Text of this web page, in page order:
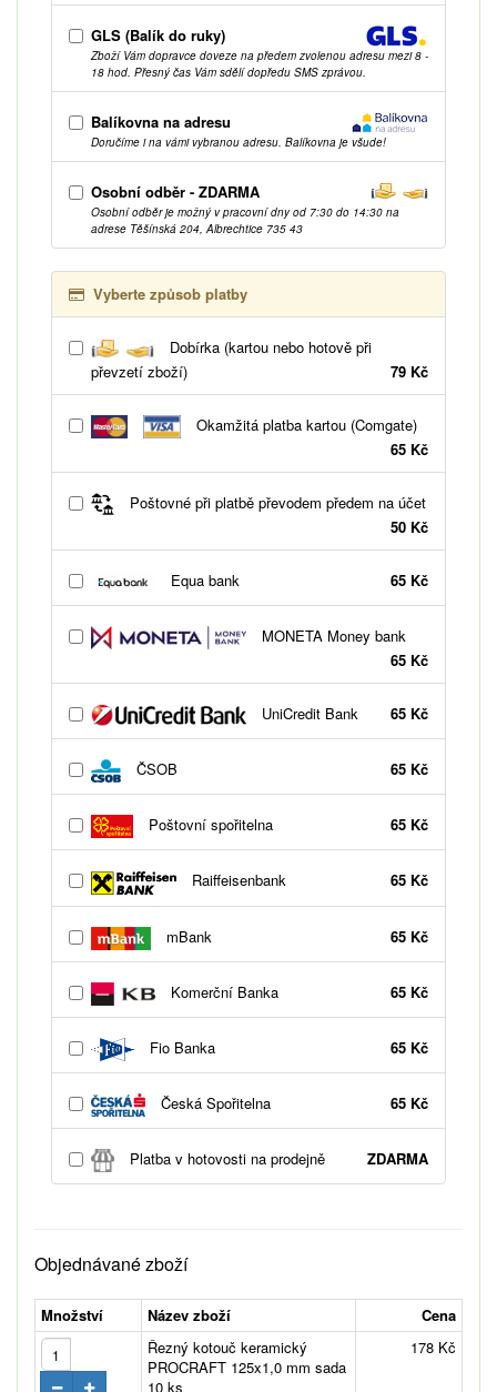
GLS (Balík do ruky)
Zboží Vám dopravce doveze na předem zvolenou adresu mezi 8 -
18 hod. Přesný čas Vám sdělí dopředu SMS zprávou.
Balíkovna na adresu
Doručíme i na vámi vybranou adresu. Balíkovna je všude!
Osobní odběr - ZDARMA
Osobní odběr je možný v pracovní dny od 7:30 do 14:30 na
adrese Těšínská 204, Albrechtice 735 43
Vyberte způsob platby
Dobírka (kartou nebo hotově při
převzetí zboží)
79 Kč
Okamžitá platba kartou (Comgate)
65 Kč
Poštovné při platbě převodem předem na účet
50 Kč
Equa bank 65 Kč
MONETA Money bank
65 Kč
UniCredit Bank 65 Kč
ČSOB 65 Kč
Poštovní spořitelna 65 Kč
Raiffeisenbank 65 Kč
mBank 65 Kč
Komerční Banka 65 Kč
Fio Banka 65 Kč
Česká Spořitelna 65 Kč
Platba v hotovosti na prodejně ZDARMA
Objednávané zboží
Množství Název zboží
Cena
Řezný kotouč keramický
PROCRAFT 125x1,0 mm sada
10 ks
178 Kč